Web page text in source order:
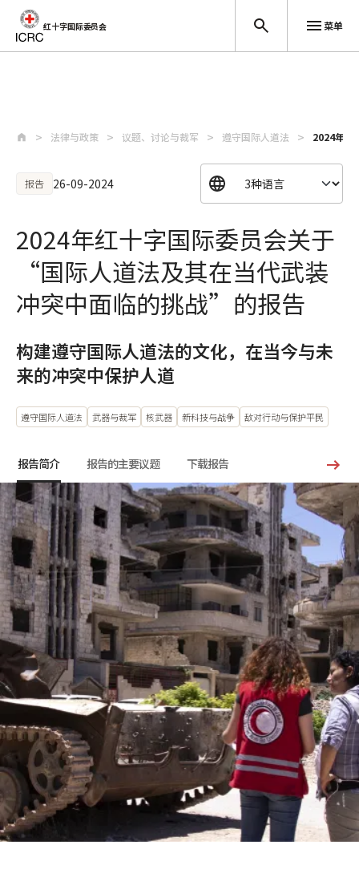
红十字国际委员会 菜单
法律与政策 议题、讨论与裁军 遵守国际人道法 2024年红
报告 26-09-2024
2024年红十字国际委员会关于
“国际人道法及其在当代武装
冲突中面临的挑战”的报告
构建遵守国际人道法的文化，在当今与未
来的冲突中保护人道
遵守国际人道法 武器与裁军 核武器 新科技与战争 敌对行动与保护平民
报告简介 报告的主要议题 下载报告